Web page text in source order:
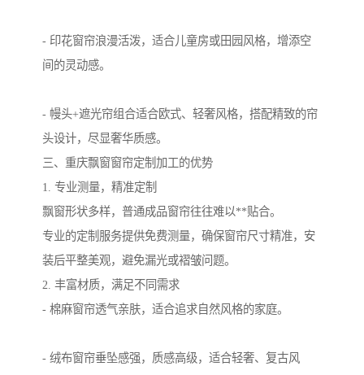
- 印花窗帘浪漫活泼，适合儿童房或田园风格，增添空
间的灵动感。
- 幔头+遮光帘组合适合欧式、轻奢风格，搭配精致的帘
头设计，尽显奢华质感。
三、重庆飘窗窗帘定制加工的优势
1. 专业测量，精准定制
飘窗形状多样，普通成品窗帘往往难以**贴合。
专业的定制服务提供免费测量，确保窗帘尺寸精准，安
装后平整美观，避免漏光或褶皱问题。
2. 丰富材质，满足不同需求
- 棉麻窗帘透气亲肤，适合追求自然风格的家庭。
- 绒布窗帘垂坠感强，质感高级，适合轻奢、复古风